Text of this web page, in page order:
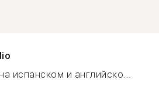
испанском и английско...